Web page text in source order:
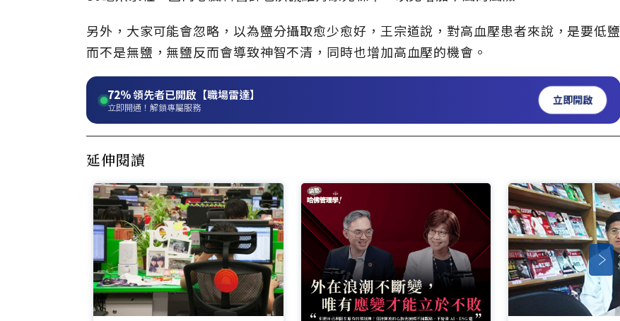
另外，大家可能會忽略，以為鹽分攝取愈少愈好，王宗道說，對高血壓患者來說，是要低鹽
而不是無鹽，無鹽反而會導致神智不清，同時也增加高血壓的機會。
72%領先者已開啟【職場雷達】
立即開通！解鎖專屬服務
立即開啟
延伸閱讀